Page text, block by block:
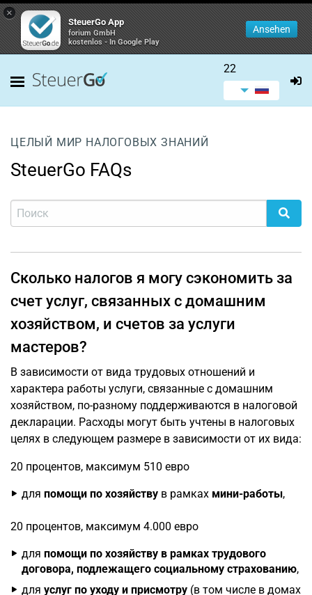
×
SteuerGo App
forium GmbH
kostenlos - In Google Play
Ansehen
22
ЦЕЛЫЙ МИР НАЛОГОВЫХ ЗНАНИЙ
SteuerGo FAQs
Сколько налогов я могу сэкономить за
счет услуг, связанных с домашним
хозяйством, и счетов за услуги
мастеров?
В зависимости от вида трудовых отношений и
характера работы услуги, связанные с домашним
хозяйством, по-разному поддерживаются в налоговой
декларации. Расходы могут быть учтены в налоговых
целях в следующем размере в зависимости от их вида:
20 процентов, максимум 510 евро
для помощи по хозяйству в рамках мини-работы,
20 процентов, максимум 4.000 евро
для помощи по хозяйству в рамках трудового
договора, подлежащего социальному страхованию,
для услуг по уходу и присмотру (в том числе в домах